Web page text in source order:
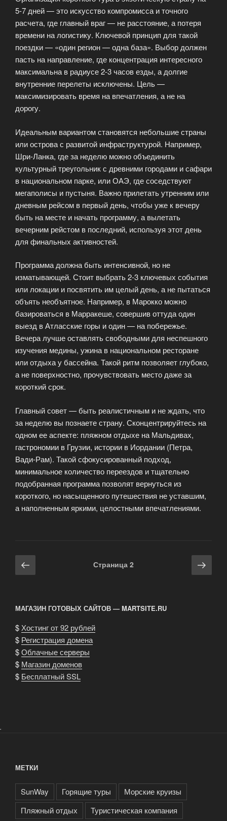
5-7 дней — это искусство компромисса и точного
расчета, где главный враг — не расстояние, а потеря
времени на логистику. Ключевой принцип для такой
поездки — «один регион — одна база». Выбор должен
пасть на направление, где концентрация интересного
максимальна в радиусе 2-3 часов езды, а долгие
внутренние перелеты исключены. Цель —
максимизировать время на впечатления, а не на
дорогу.
Идеальным вариантом становятся небольшие страны
или острова с развитой инфраструктурой. Например,
Шри-Ланка, где за неделю можно объединить
культурный треугольник с древними городами и сафари
в национальном парке, или ОАЭ, где соседствуют
мегаполисы и пустыня. Важно прилетать утренним или
дневным рейсом в первый день, чтобы уже к вечеру
быть на месте и начать программу, а вылетать
вечерним рейстом в последний, используя этот день
для финальных активностей.
Программа должна быть интенсивной, но не
изматывающей. Стоит выбрать 2-3 ключевых события
или локации и посвятить им целый день, а не пытаться
объять необъятное. Например, в Марокко можно
базироваться в Марракеше, совершив оттуда один
выезд в Атласские горы и один — на побережье.
Вечера лучше оставлять свободными для неспешного
изучения медины, ужина в национальном ресторане
или отдыха у бассейна. Такой ритм позволяет глубоко,
а не поверхностно, прочувствовать место даже за
короткий срок.
Главный совет — быть реалистичным и не ждать, что
за неделю вы познаете страну. Сконцентрируйтесь на
одном ее аспекте: пляжном отдыхе на Мальдивах,
гастрономии в Грузии, истории в Иордании (Петра,
Вади-Рам). Такой сфокусированный подход,
минимальное количество переездов и тщательно
подобранная программа позволят вернуться из
короткого, но насыщенного путешествия не уставшим,
а наполненным яркими, целостными впечатлениями.
Навигация
по
Предыдущая
страница
Страница 2
МАГАЗИН ГОТОВЫХ САЙТОВ — MARTSITE.RU
$ Хостинг от 92 рублей
$ Регистрация домена
$Облачные серверы
$ Магазин доменов
$ Бесплатный SSL
.
МЕТКИ
SunWay Горящие туры
Морские круизы
Пляжный отдых
Туристическая компания